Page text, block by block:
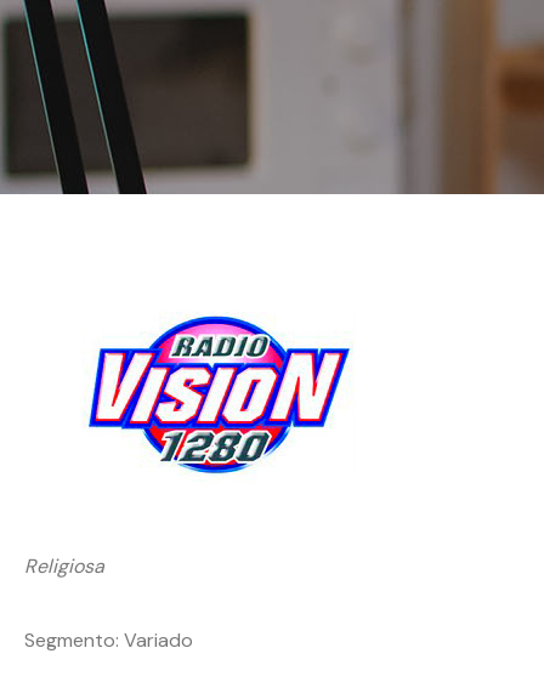
Religiosa
Segmento: Variado